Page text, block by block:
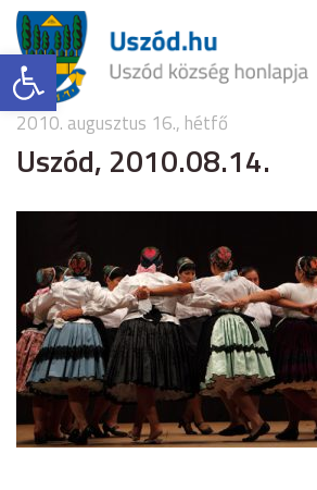
Eszköztár megnyitása
2010. augusztus 16., hétfő
Uszód, 2010.08.14.